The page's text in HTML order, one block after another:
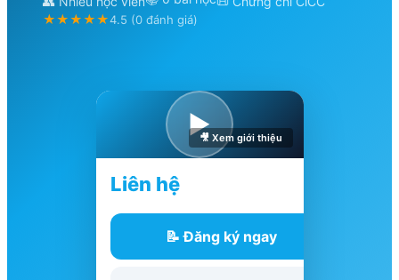
★★★★★4.5 (0 đánh giá)
▶🎥 Xem giới thiệu
Liên hệ
📝 Đăng ký ngay